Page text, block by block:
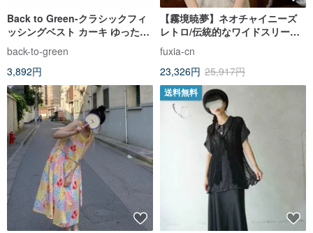
Back to Green-クラシックフィ
ッシングベスト カーキ ゆったり
マルチポケット v-17/ヴィンテー
ジベスト
back-to-green
3,892円
【霧境暁夢】ネオチャイニーズ
レトロ/伝統的なワイドスリーブ/
襟付き錦織ジャカードベスト/チ
ャイナドレス
fuxia-cn
23,326円 25,917円
送料無料